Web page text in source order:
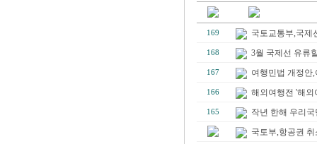
169 국토교통부,국제
168 3월 국제선 유류
167 여행민법 개정안
166 해외여행전 '해외
165
작년 한해 우리
국토부,항공권